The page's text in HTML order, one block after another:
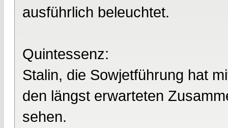
ausführlich beleuchtet.
Quintessenz:
Stalin, die Sowjetführung hat
den längst erwarteten
sehen.